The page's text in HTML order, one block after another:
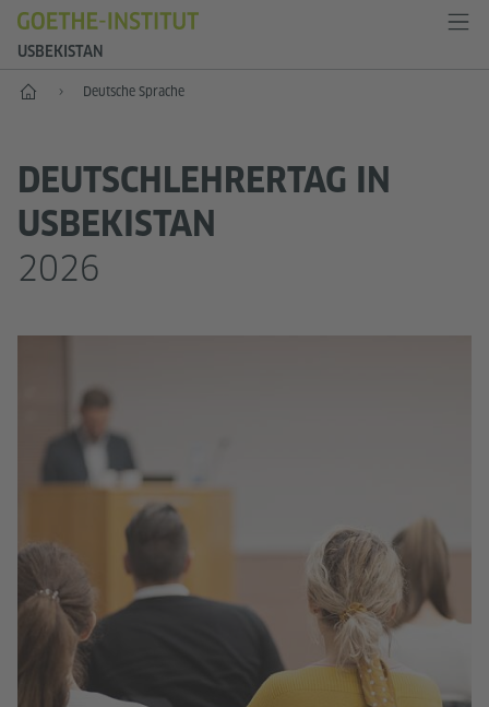
USBEKISTAN
Start Deutsche Sprache
DEUTSCHLEHRERTAG IN
USBEKISTAN
2026